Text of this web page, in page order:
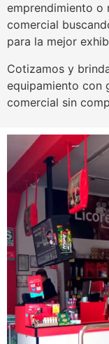
emprendimiento o
comercial
para la mejor
Cotizamos y
equipamiento con
comercial sin